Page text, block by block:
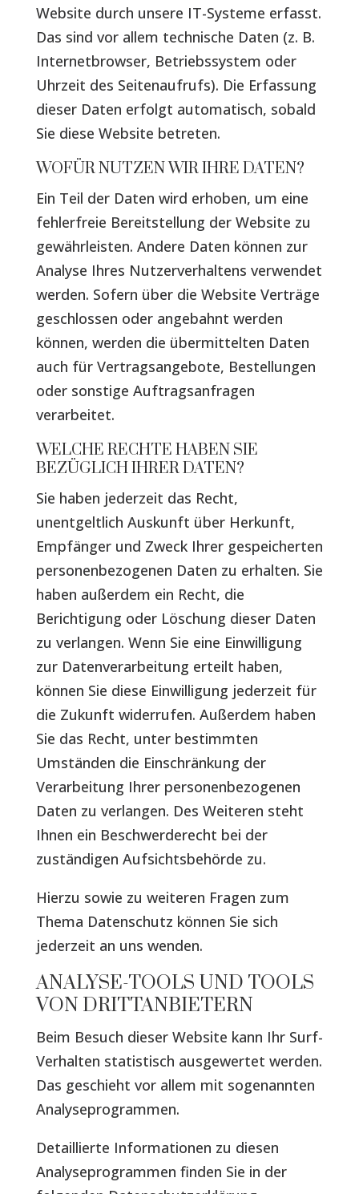
Website durch unsere IT-Systeme erfasst.
Das sind vor allem technische Daten (z. B.
Internetbrowser, Betriebssystem oder
Uhrzeit des Seitenaufrufs). Die Erfassung
dieser Daten erfolgt automatisch, sobald
Sie diese Website betreten.
WOFÜR NUTZEN WIR IHRE DATEN?
Ein Teil der Daten wird erhoben, um eine
fehlerfreie Bereitstellung der Website zu
gewährleisten. Andere Daten können zur
Analyse Ihres Nutzerverhaltens verwendet
werden. Sofern über die Website Verträge
geschlossen oder angebahnt werden
können, werden die übermittelten Daten
auch für Vertragsangebote, Bestellungen
oder sonstige Auftragsanfragen
verarbeitet.
WELCHE RECHTE HABEN SIE
BEZÜGLICH IHRER DATEN?
Sie haben jederzeit das Recht,
unentgeltlich Auskunft über Herkunft,
Empfänger und Zweck Ihrer gespeicherten
personenbezogenen Daten zu erhalten. Sie
haben außerdem ein Recht, die
Berichtigung oder Löschung dieser Daten
zu verlangen. Wenn Sie eine Einwilligung
zur Datenverarbeitung erteilt haben,
können Sie diese Einwilligung jederzeit für
die Zukunft widerrufen. Außerdem haben
Sie das Recht, unter bestimmten
Umständen die Einschränkung der
Verarbeitung Ihrer personenbezogenen
Daten zu verlangen. Des Weiteren steht
Ihnen ein Beschwerderecht bei der
zuständigen Aufsichtsbehörde zu.
Hierzu sowie zu weiteren Fragen zum
Thema Datenschutz können Sie sich
jederzeit an uns wenden.
ANALYSE-TOOLS UND TOOLS
VON DRITT­ANBIETERN
Beim Besuch dieser Website kann Ihr Surf-
Verhalten statistisch ausgewertet werden.
Das geschieht vor allem mit sogenannten
Analyseprogrammen.
Detaillierte Informationen zu diesen
Analyseprogrammen finden Sie in der